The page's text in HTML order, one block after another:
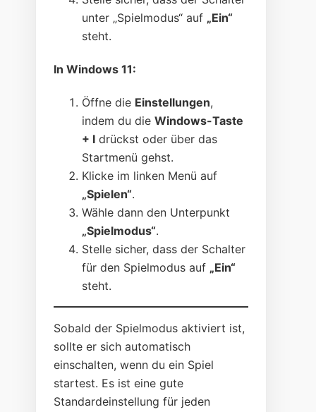
unter „Spielmodus“ auf „Ein“
steht.
In Windows 11:
Öffne die Einstellungen,
indem du dieWindows-Taste
+ I drückst oder über das
Startmenü gehst.
Klicke im linken Menü auf
„Spielen“.
Wähle dann den Unterpunkt
„Spielmodus“.
Stelle sicher, dass der Schalter
für den Spielmodus auf „Ein“
steht.
Sobald der Spielmodus aktiviert ist,
sollte er sich automatisch
einschalten, wenn du ein Spiel
startest. Es ist eine gute
Standardeinstellung für jeden